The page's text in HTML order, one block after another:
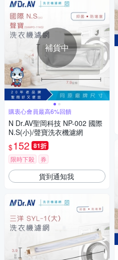
補貨中
購衷心會員最高6%回饋
N Dr.AV聖岡科技 NP-002 國際
N.S(小)/聲寶洗衣機濾網
$152 81折
限時下殺 券
貨到通知我